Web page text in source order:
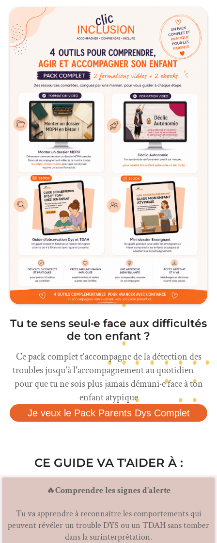
Tu te sens seul·e face aux difficultés
de ton enfant ?
Ce pack complet t'accompagne de la détection des
troubles jusqu'à l'accompagnement au quotidien —
pour que tu ne sois plus jamais démuni·e face à ton
enfant atypique
Je veux le Pack Parents Dys Complet
CE GUIDE VA T'AIDER À :
🔥Comprendre les signes d’alerte
Tu va apprendre à reconnaître les comportements qui
peuvent révéler un trouble DYS ou un TDAH sans tomber
dans la surinterprétation.